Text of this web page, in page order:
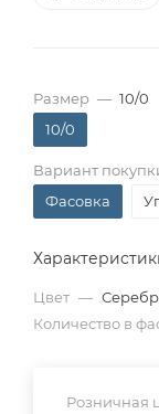
Размер — 10/0
10/0
Вариант
Фасовка
Цвет —
Количество в
Розничная